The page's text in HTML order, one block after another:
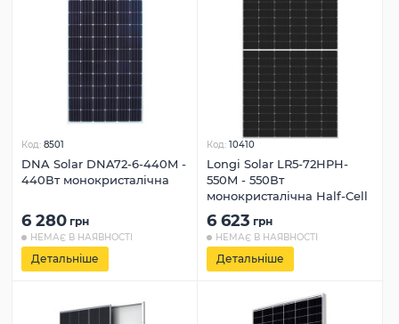
Код: 8501
DNA Solar DNA72-6-440M -
440Вт монокристалічна
6 280 грн
НЕМАЄ В НАЯВНОСТІ
Детальніше
Код: 10410
Longi Solar LR5-72HPH-
550M - 550Вт
монокристалічна Half-Cell
6 623 грн
НЕМАЄ В НАЯВНОСТІ
Детальніше